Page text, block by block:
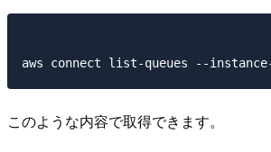
このような内容で取得できます。